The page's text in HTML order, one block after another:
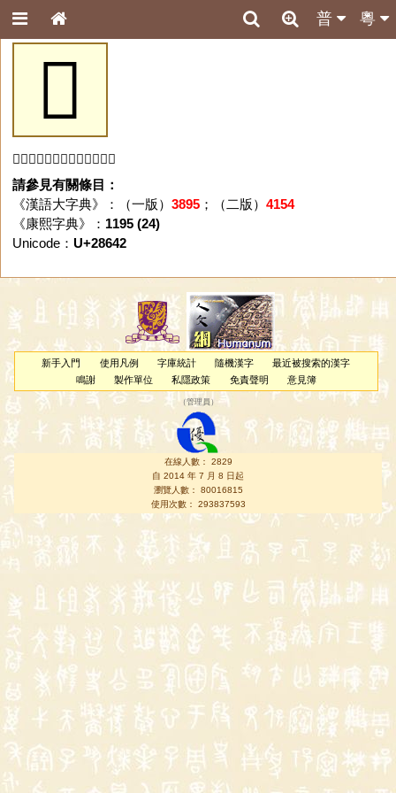
粵
普
𨙂
「𨙂」字未收錄於本資料庫。
請參見有關條目：
《漢語大字典》：（一版） 3895；（二版） 4154
《康熙字典》： 1195 (24)
Unicode： U+28642
新手入門 使用凡例 字庫統計 隨機漢字
最近被搜索的漢字
鳴謝
製作單位 私隱政策 免責聲明 意見簿
（管理員 ）
在線人數： 2829
自 2014 年 7 月 8 日起
瀏覽人數： 80016815
使用次數： 293837593